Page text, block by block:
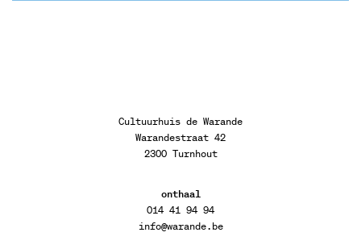
Cultuurhuis de Warande
Warandestraat 42
2300 Turnhout
onthaal
014 41 94 94
info@warande.be